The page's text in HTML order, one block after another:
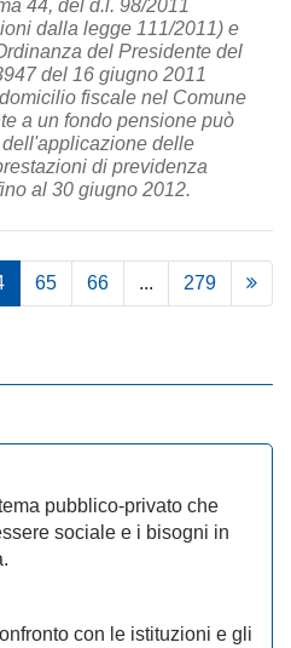
44, del d.l. 98/2011
dalla legge 111/2011) e
del Presidente del
del 16 giugno 2011
fiscale nel Comune
a un fondo pensione può
delle
di previdenza
al 30 giugno 2012.
65 66 ... 279
pubblico-privato che
sociale e i bisogni in
con le istituzioni e gli